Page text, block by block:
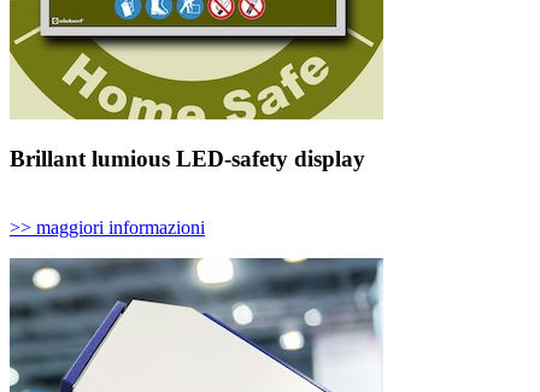
Brillant lumious LED-safety display
>> maggiori informazioni